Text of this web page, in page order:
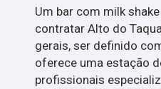
Um bar com milk
contratar Alto do
gerais, ser definido
oferece uma estação
profissionais